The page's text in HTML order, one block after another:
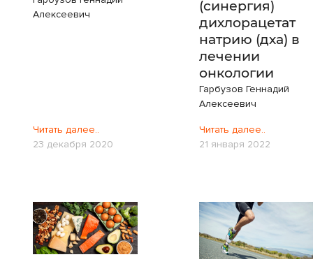
Алексеевич
Читать далее..
23 декабря 2020
(синергия)
дихлорацетат
натрию (дха) в
лечении
онкологии
Гарбузов Геннадий
Алексеевич
Читать далее..
21 января 2022